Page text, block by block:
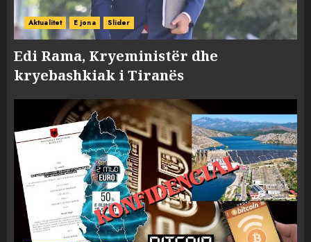
Aktualitet E jona Slider
Edi Rama, Kryeministër dhe
kryebashkiak i Tiranës